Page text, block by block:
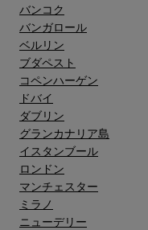
バンコク
バンガロール
ベルリン
ブダペスト
コペンハーゲン
ドバイ
ダブリン
グランカナリア島"
イスタンブール
ロンドン
マンチェスター
ミラノ
ニューデリー